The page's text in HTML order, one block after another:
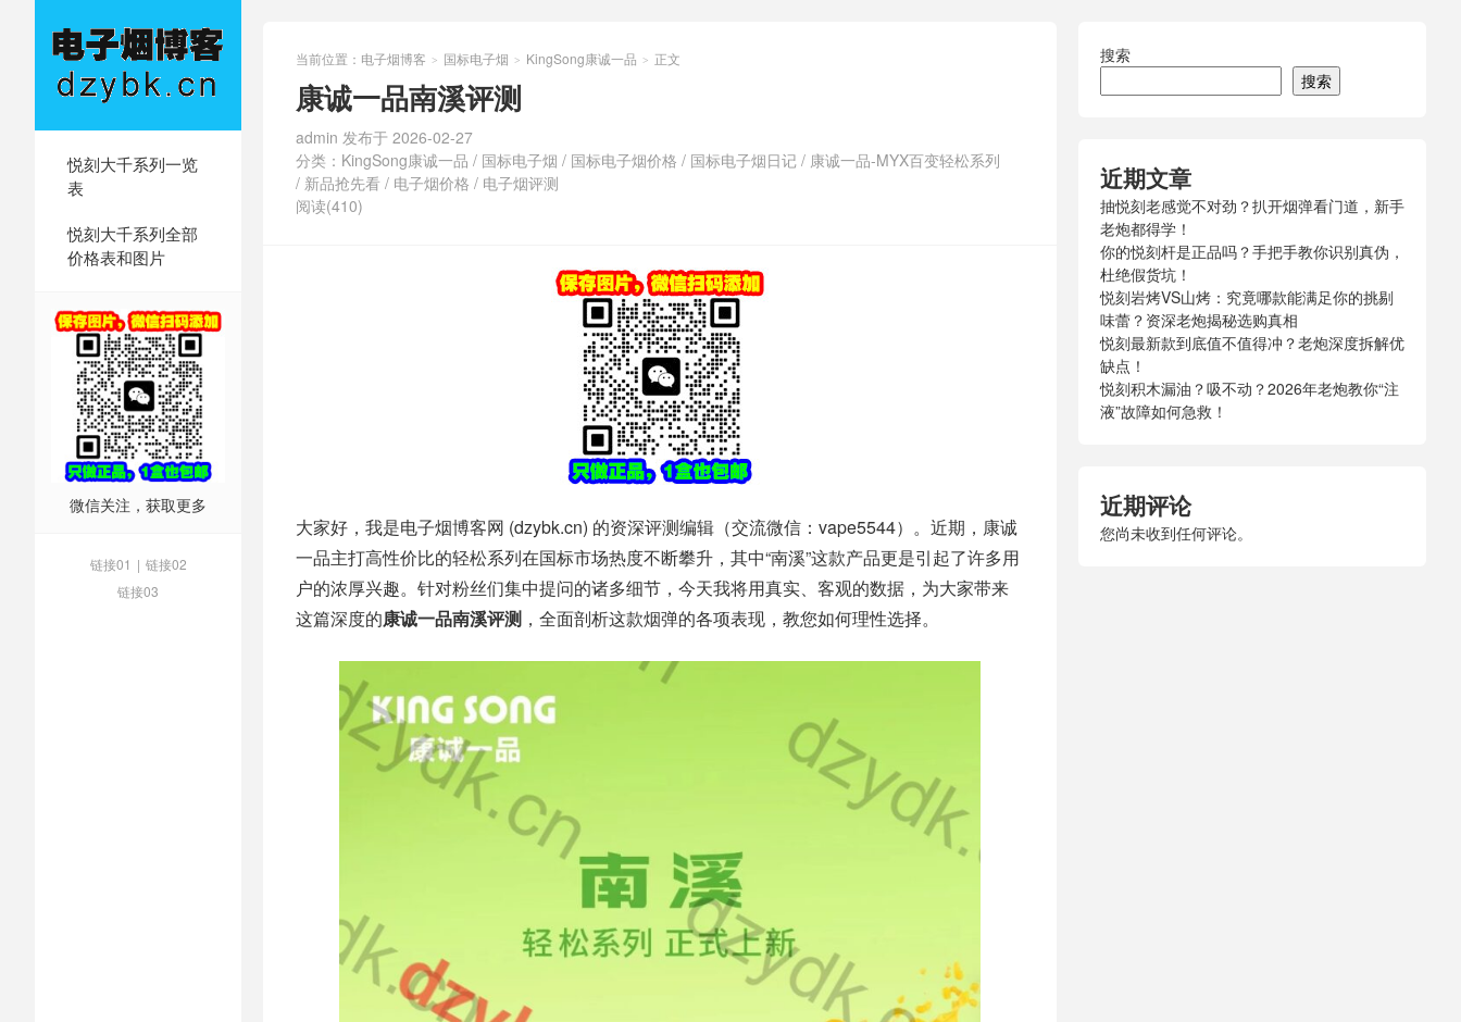
悦刻大千系列一览
表
悦刻大千系列全部
价格表和图片
微信关注，获取更多
链接01 | 链接02
链接03
当前位置： 电子烟博客 > 国标电子烟 > KingSong康诚一品 > 正文
康诚一品南溪评测
admin 发布于 2026-02-27
分类： KingSong康诚一品 / 国标电子烟 / 国标电子烟价格 / 国标电子烟日记 / 康诚一品-MYX百变轻松系列
/ 新品抢先看 / 电子烟价格 / 电子烟评测
阅读(410)
大家好，我是电子烟博客网 (dzybk.cn) 的资深评测编辑（交流微信：vape5544）。近期，康诚
一品主打高性价比的轻松系列在国标市场热度不断攀升，其中“南溪”这款产品更是引起了许多用
户的浓厚兴趣。针对粉丝们集中提问的诸多细节，今天我将用真实、客观的数据，为大家带来
这篇深度的康诚一品南溪评测 ，全面剖析这款烟弹的各项表现，教您如何理性选择。
搜索
搜索
近期文章
抽悦刻老感觉不对劲？扒开烟弹看门道，新手
老炮都得学！
你的悦刻杆是正品吗？手把手教你识别真伪，
杜绝假货坑！
悦刻岩烤VS山烤：究竟哪款能满足你的挑剔
味蕾？资深老炮揭秘选购真相
悦刻最新款到底值不值得冲？老炮深度拆解优
缺点！
悦刻积木漏油？吸不动？2026年老炮教你“注
液”故障如何急救！
近期评论
您尚未收到任何评论。